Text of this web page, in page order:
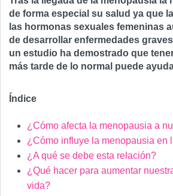
de forma especial su salud ya que
las hormonas sexuales femeninas
de desarrollar enfermedades
un estudio ha demostrado que
más tarde de lo normal puede
Índice
¿Cómo afecta la menopausia a
¿Cómo influye la menopausia en
¿A qué se debe esta relación?
¿Qué hacer para aumentar
vida?